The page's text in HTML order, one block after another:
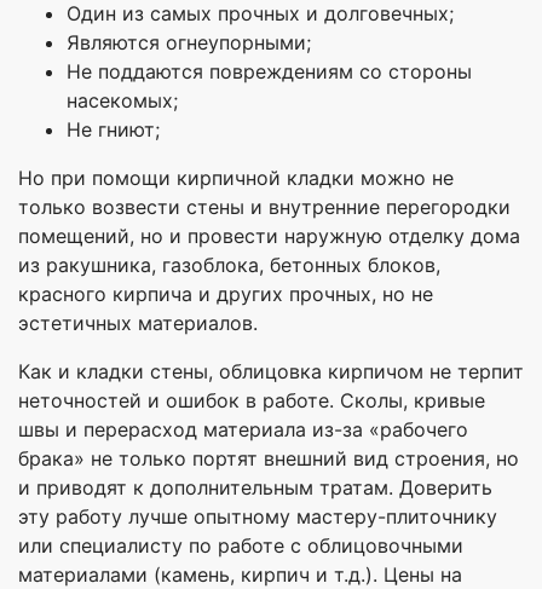
Один из самых прочных и долговечных;
Являются огнеупорными;
Не поддаются повреждениям со стороны
насекомых;
Не гниют;
Но при помощи кирпичной кладки можно не
только возвести стены и внутренние перегородки
помещений, но и провести наружную отделку дома
из ракушника, газоблока, бетонных блоков,
красного кирпича и других прочных, но не
эстетичных материалов.
Как и кладки стены, облицовка кирпичом не терпит
неточностей и ошибок в работе. Сколы, кривые
швы и перерасход материала из-за «рабочего
брака» не только портят внешний вид строения, но
и приводят к дополнительным тратам. Доверить
эту работу лучше опытному мастеру-плиточнику
или специалисту по работе с облицовочными
материалами (камень, кирпич и т.д.). Цены на